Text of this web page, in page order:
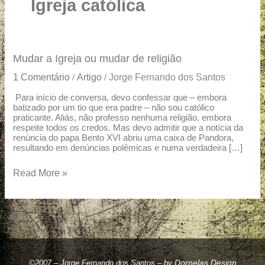
e
Igreja católica
Mudar a Igreja ou mudar de religião
1 Comentário /Artigo /Jorge Fernando dos Santos
Para início de conversa, devo confessar que – embora
batizado por um tio que era padre – não sou católico
praticante. Aliás, não professo nenhuma religião, embora
respeite todos os credos. Mas devo admitir que a notícia da
renúncia do papa Bento XVI abriu uma caixa de Pandora,
resultando em denúncias polêmicas e numa verdadeira […]
Mudar
Igreja
ou
mudar
de
religião
Read More »
©2007 – Jorge Fernando dos Santos – byDornelas Design